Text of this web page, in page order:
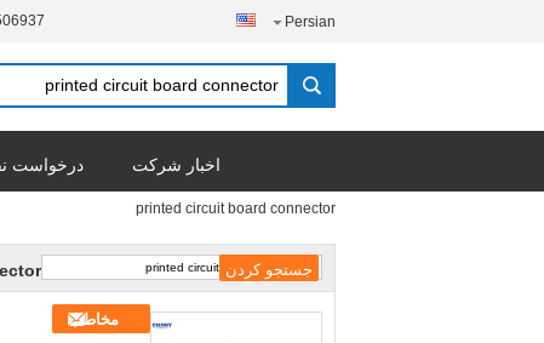
Persian
درخواست اخبار شرکت
printed circuit board connector
مخاطب